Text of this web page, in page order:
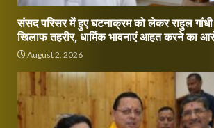
संसद परिसर में हुए घटनाक्रम को लेकर राहुल
खिलाफ तहरीर, धार्मिक भावनाएं आहत करने का
August 2, 2026